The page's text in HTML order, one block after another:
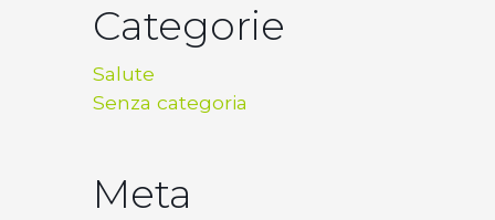
Categorie
Salute
Senza categoria
Meta